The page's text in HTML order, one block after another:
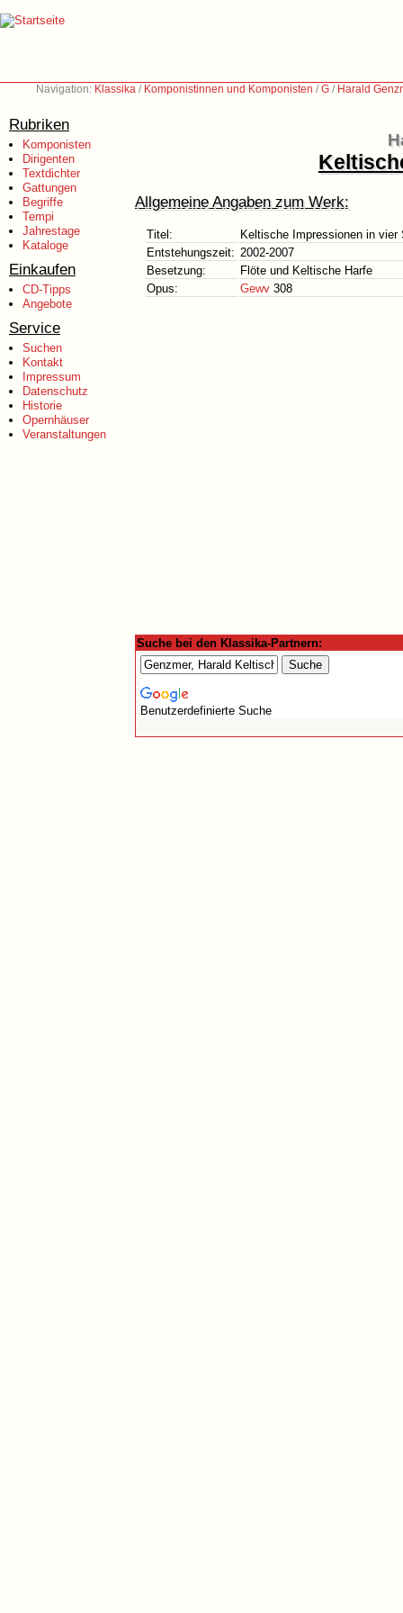
Navigation: Klassika / Komponistinnen und Komponisten /G / Harald
Rubriken
Komponisten
Dirigenten
Textdichter
Gattungen
Begriffe
Tempi
Jahrestage
Kataloge
Einkaufen
CD-Tipps
Angebote
Service
Suchen
Kontakt
Impressum
Datenschutz
Historie
Opernhäuser
Veranstaltungen
Allgemeine Angaben zum Werk:
Titel:
Keltische Impressionen in vier
Entstehungszeit: 2002-2007
Besetzung:
Flöte und Keltische Harfe
Opus:
Gewv 308
Suche bei den Klassika-Partnern:
Benutzerdefinierte Suche